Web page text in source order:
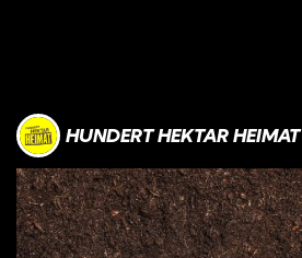
HUNDERT HEKTAR HEIMAT